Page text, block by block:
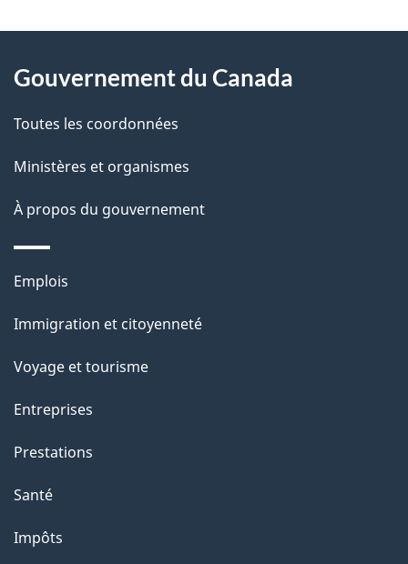
D
t
a
l
s
l
a
a
g
"
propos
ce
site
Gouvernement du Canada
Toutes les coordonnées
Ministères et organismes
À propos du gouvernement
Thèmes
sujets
Emplois
Immigration et citoyenneté
Voyage et tourisme
Entreprises
Prestations
Santé
Impôts